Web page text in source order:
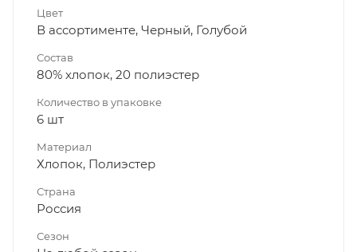
Цвет
В ассортименте, Черный, Голубой
Состав
80% хлопок, 20 полиэстер
Количество в упаковке
6 шт
Материал
Хлопок, Полиэстер
Страна
Россия
Сезон